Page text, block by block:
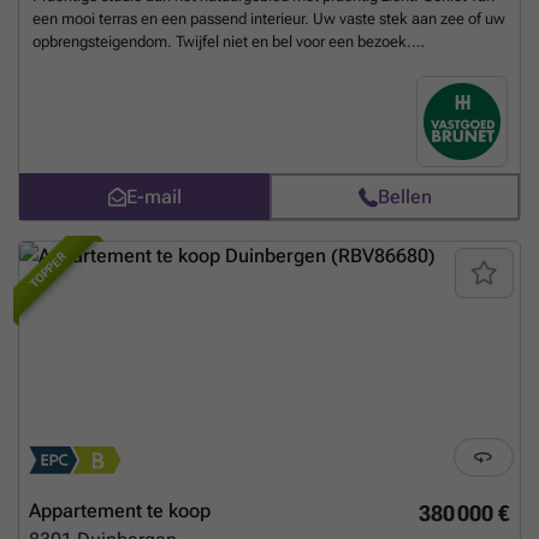
een mooi terras en een passend interieur. Uw vaste stek aan zee of uw
opbrengsteigendom. Twijfel niet en bel voor een bezoek.
bestuurlijke maatregel: Nee / Leegstand: Nee / Stedenbouwkundig
E-mail Bellen
TOPPER
380 000 €
Appartement te koop